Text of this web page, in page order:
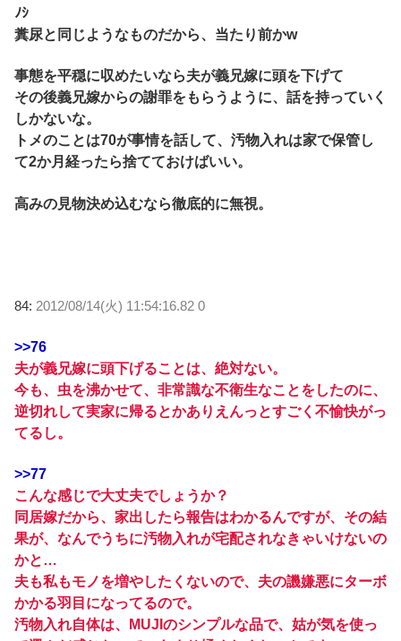
ﾉｼ
糞尿と同じようなものだから、当たり前かw
事態を平穏に収めたいなら夫が義兄嫁に頭を下げて
その後義兄嫁からの謝罪をもらうように、話を持っていく
しかないな。
トメのことは70が事情を話して、汚物入れは家で保管し
て2か月経ったら捨てておけばいい。
高みの見物決め込むなら徹底的に無視。
84: 2012/08/14(火) 11:54:16.82 0
>>76
夫が義兄嫁に頭下げることは、絶対ない。
今も、虫を沸かせて、非常識な不衛生なことをしたのに、
逆切れして実家に帰るとかありえんっとすごく不愉快がっ
てるし。
>>77
こんな感じで大丈夫でしょうか？
同居嫁だから、家出したら報告はわかるんですが、その結
果が、なんでうちに汚物入れが宅配されなきゃいけないの
かと…
夫も私もモノを増やしたくないので、夫の譏嫌悪にターボ
かかる羽目になってるので。
汚物入れ自体は、MUJIのシンプルな品で、姑が気を使っ